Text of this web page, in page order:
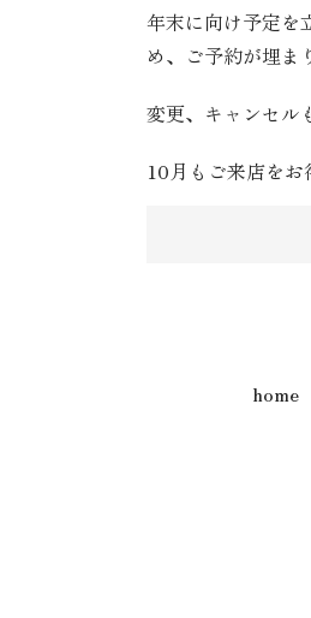
年末に向け予定を
め、ご予約が埋ま
変更、キャンセル
10月もご来店を
home